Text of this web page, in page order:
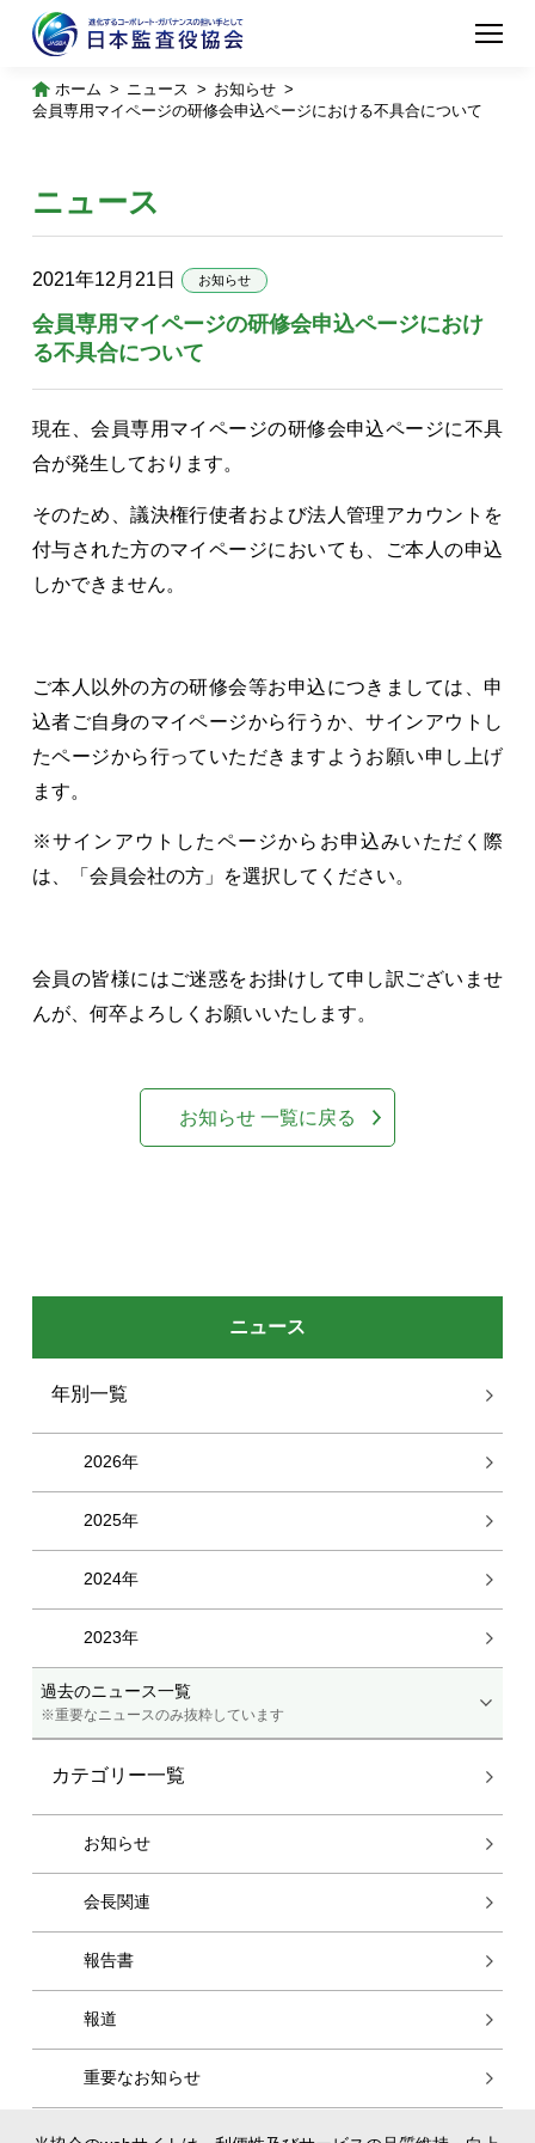
ホーム ニュース
お知らせ
会員専用マイページの研修会申込ページにおける不具合について
ニュース
年別一覧
過去のニュース一覧
※重要なニュースのみ抜粋しています
2026年
2025年
2024年
2023年
カテゴリー一覧
お知らせ
会長関連
報告書
報道
重要なお知らせ
ニュース
2021年12月21日 お知らせ
会員専用マイページの研修会申込ページにおけ
る不具合について
現在、会員専用マイページの研修会申込ページに不具
合が発生しております。
そのため、議決権行使者および法人管理アカウントを
付与された方のマイページにおいても、ご本人の申込
しかできません。
ご本人以外の方の研修会等お申込につきましては、申
込者ご自身のマイページから行うか、サインアウトし
たページから行っていただきますようお願い申し上げ
ます。
※サインアウトしたページからお申込みいただく際
は、「会員会社の方」を選択してください。
会員の皆様にはご迷惑をお掛けして申し訳ございませ
んが、何卒よろしくお願いいたします。
お知らせ 一覧に戻る